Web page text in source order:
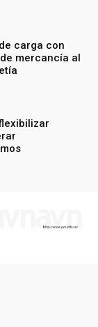
carga con
mercancía al